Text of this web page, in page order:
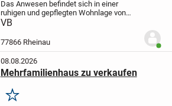
Das Anwesen befindet sich in einer
ruhigen und gepflegten Wohnlage von
Rheinau und besticht durch eine
lichtdurchflutete Zimmer und hochwertige
VB
77866 Rheinau
08.08.2026
Mehrfamilienhaus zu verkaufen
Merken